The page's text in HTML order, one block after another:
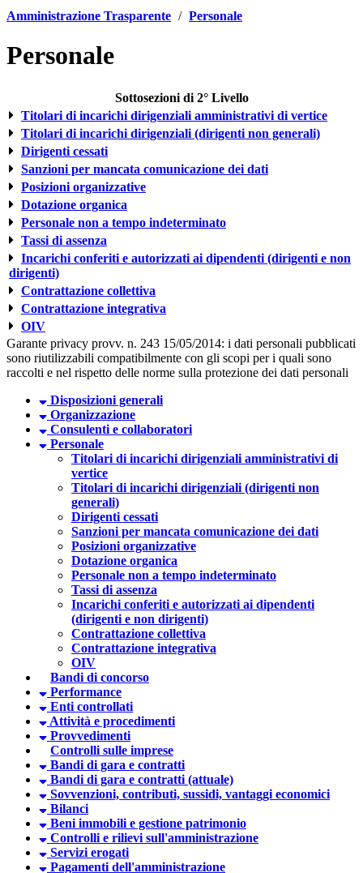
Amministrazione Trasparente / Personale
Personale
Sottosezioni di 2° Livello
Titolari di incarichi dirigenziali amministrativi di vertice
Titolari di incarichi dirigenziali (dirigenti non generali)
Dirigenti cessati
Sanzioni per mancata comunicazione dei dati
Posizioni organizzative
Dotazione organica
Personale non a tempo indeterminato
Tassi di assenza
Incarichi conferiti e autorizzati ai dipendenti (dirigenti e non
dirigenti)
Contrattazione collettiva
Contrattazione integrativa
OIV
Garante privacy provv. n. 243 15/05/2014: i dati personali pubblicati
sono riutilizzabili compatibilmente con gli scopi per i quali sono
raccolti e nel rispetto delle norme sulla protezione dei dati personali
Disposizioni generali
Organizzazione
Consulenti e collaboratori
Personale
Titolari di incarichi dirigenziali amministrativi di
vertice
Titolari di incarichi dirigenziali (dirigenti non
generali)
Dirigenti cessati
Sanzioni per mancata comunicazione dei dati
Posizioni organizzative
Dotazione organica
Personale non a tempo indeterminato
Tassi di assenza
Incarichi conferiti e autorizzati ai dipendenti
(dirigenti e non dirigenti)
Contrattazione collettiva
Contrattazione integrativa
OIV
Bandi di concorso
Performance
Enti controllati
Attività e procedimenti
Provvedimenti
Controlli sulle imprese
Bandi di gara e contratti
Bandi di gara e contratti (attuale)
Sovvenzioni, contributi, sussidi, vantaggi economici
Bilanci
Beni immobili e gestione patrimonio
Controlli e rilievi sull'amministrazione
Servizi erogati
Pagamenti dell'amministrazione